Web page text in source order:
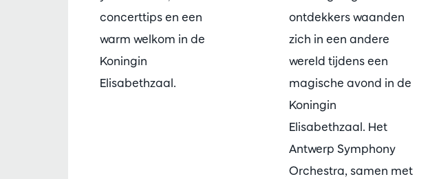
concerttips en een
warm welkom in de
Koningin
Elisabethzaal.
ontdekkers waanden
zich in een andere
wereld tijdens een
magische avond in de
Koningin
Elisabethzaal. Het
Antwerp Symphony
Orchestra, samen met